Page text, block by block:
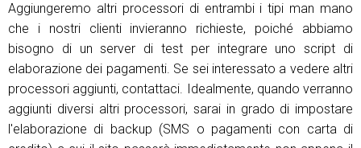
Aggiungeremo altri processori di entrambi i tipi man mano
che i nostri clienti invieranno richieste, poiché abbiamo
bisogno di un server di test per integrare uno script di
elaborazione dei pagamenti. Se sei interessato a vedere altri
processori aggiunti, contattaci. Idealmente, quando verranno
aggiunti diversi altri processori, sarai in grado di impostare
l'elaborazione di backup (SMS o pagamenti con carta di